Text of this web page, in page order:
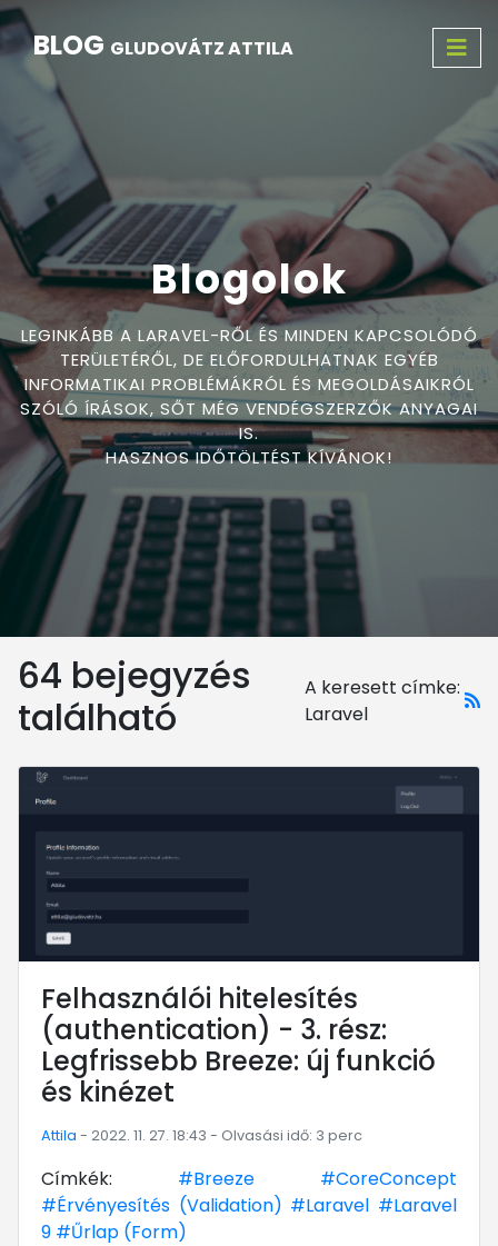
BLOG GLUDOVÁTZ ATTILA
Blogolok
LEGINKÁBB A LARAVEL-RŐL ÉS MINDEN KAPCSOLÓDÓ
TERÜLETÉRŐL, DE ELŐFORDULHATNAK EGYÉB
INFORMATIKAI PROBLÉMÁKRÓL ÉS MEGOLDÁSAIKRÓL
SZÓLÓ ÍRÁSOK, SŐT MÉG VENDÉGSZERZŐK ANYAGAI
IS.
HASZNOS IDŐTÖLTÉST KÍVÁNOK!
64 bejegyzés
található
A keresett címke:
Laravel
Felhasználói hitelesítés
(authentication) - 3. rész:
Legfrissebb Breeze: új funkció
és kinézet
Attila - 2022. 11. 27. 18:43 - Olvasási idő: 3 perc
Címkék: #Breeze
#CoreConcept
#Érvényesítés (Validation) #Laravel #Laravel
9 #Űrlap (Form)